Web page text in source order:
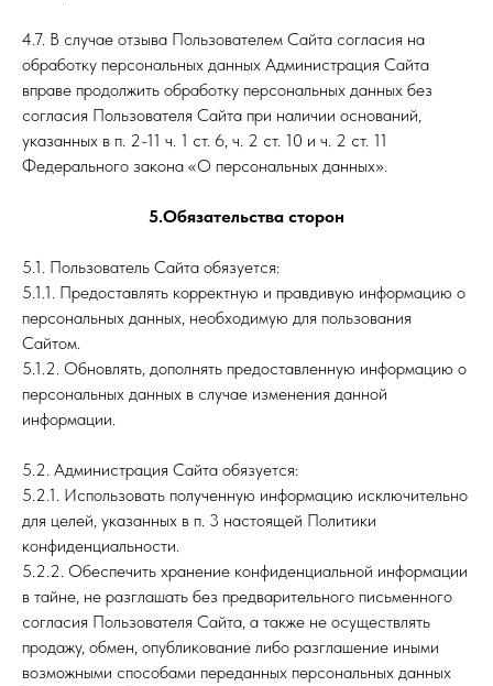
4.7. В случае отзыва Пользователем Сайта согласия на
обработку персональных данных Администрация Сайта
вправе продолжить обработку персональных данных без
согласия Пользователя Сайта при наличии оснований,
указанных в п. 2-11 ч. 1 ст. 6, ч. 2 ст. 10 и ч. 2 ст. 11
Федерального закона «О персональных данных».
5.Обязательства сторон
5.1. Пользователь Сайта обязуется:
5.1.1. Предоставлять корректную и правдивую информацию о
персональных данных, необходимую для пользования
Сайтом.
5.1.2. Обновлять, дополнять предоставленную информацию о
персональных данных в случае изменения данной
информации.
5.2. Администрация Сайта обязуется:
5.2.1. Использовать полученную информацию исключительно
для целей, указанных в п. 3 настоящей Политики
конфиденциальности.
5.2.2. Обеспечить хранение конфиденциальной информации
в тайне, не разглашать без предварительного письменного
согласия Пользователя Сайта, а также не осуществлять
продажу, обмен, опубликование либо разглашение иными
возможными способами переданных персональных данных